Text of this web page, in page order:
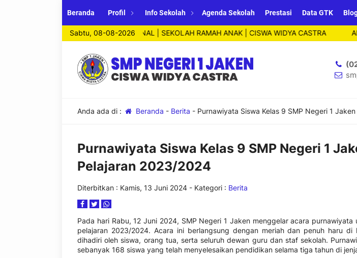
Beranda Profil Info Sekolah Agenda Sekolah Prestasi Data GTK
Sabtu, 08-08-2026
| SEKOLAH ADIWIYATA NASIONAL | SEKOLAH RAMAH ANAK | CISWA WIDYA CASTRA
Anda ada di : Beranda - Berita - Purnawiyata Siswa Kelas 9 SMP Negeri 1
Purnawiyata Siswa Kelas 9 SMP Negeri 1
Pelajaran 2023/2024
Diterbitkan : Kamis, 13 Juni 2024 - Kategori : Berita
Pada hari Rabu, 12 Juni 2024, SMP Negeri 1 Jaken menggelar acara
pelajaran 2023/2024. Acara ini berlangsung dengan meriah dan penuh haru di
dihadiri oleh siswa, orang tua, serta seluruh dewan guru dan staf sekolah.
sebanyak 168 siswa yang telah menyelesaikan pendidikan selama tiga tahun di